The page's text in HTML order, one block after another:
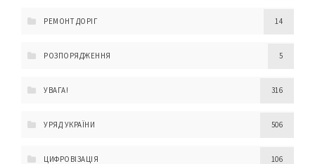
РЕМОНТ ДОРІГ 14
РОЗПОРЯДЖЕННЯ 5
УВАГА! 316
УРЯД УКРАЇНИ 506
ЦИФРОВІЗАЦІЯ 106